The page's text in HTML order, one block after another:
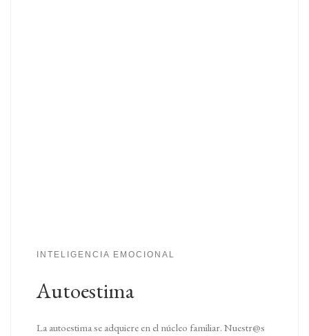
INTELIGENCIA EMOCIONAL
Autoestima
La autoestima se adquiere en el núcleo familiar. Nuestr@s